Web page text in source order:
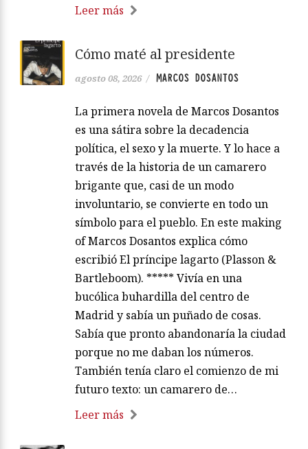
Leer más
Cómo maté al presidente
agosto 08, 2026 / MARCOS DOSANTOS
La primera novela de Marcos Dosantos
es una sátira sobre la decadencia
política, el sexo y la muerte. Y lo hace a
través de la historia de un camarero
brigante que, casi de un modo
involuntario, se convierte en todo un
símbolo para el pueblo. En este making
of Marcos Dosantos explica cómo
escribió El príncipe lagarto (Plasson &
Bartleboom). ***** Vivía en una
bucólica buhardilla del centro de
Madrid y sabía un puñado de cosas.
Sabía que pronto abandonaría la ciudad
porque no me daban los números.
También tenía claro el comienzo de mi
futuro texto: un camarero de…
Leer más